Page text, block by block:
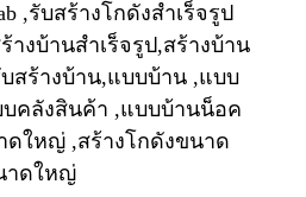
,รับสร้างโกดังสำเร็จรูป
างบ้านสำเร็จรูป,สร้างบ้าน
สร้างบ้าน,แบบบ้าน ,แบบ
บคลังสินค้า ,แบบบ้านน็อค
ดใหญ่ ,สร้างโกดังขนาด
าดใหญ่